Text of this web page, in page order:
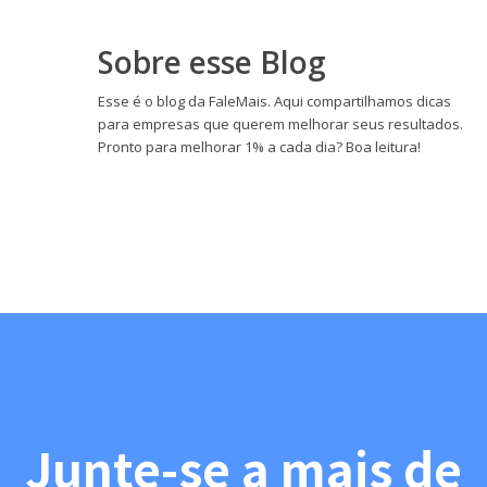
Sobre esse Blog
Esse é o blog da FaleMais. Aqui compartilhamos dicas
para empresas que querem melhorar seus resultados.
Pronto para melhorar 1% a cada dia? Boa leitura!
Junte-se a mais de